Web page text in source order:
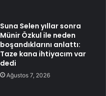
Suna Selen yıllar sonra
Münir Özkul ile neden
boşandıklarını anlattı:
Taze kana ihtiyacım var
dedi
Ağustos 7, 2026